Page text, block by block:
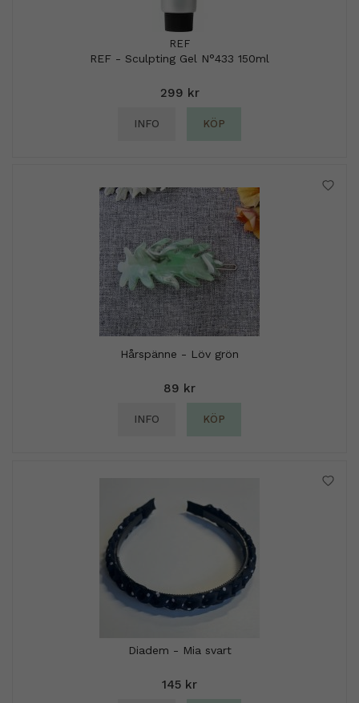
REF
REF - Sculpting Gel N°433 150ml
299 kr
INFO KÖP
Hårspänne - Löv grön
89 kr
INFO KÖP
Diadem - Mia svart
145 kr